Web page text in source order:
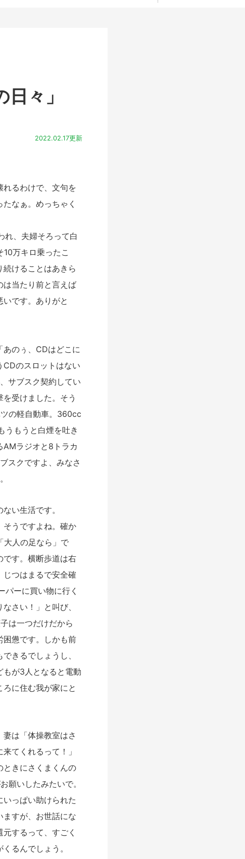
々」
2022.02.17更新
るわけで、文句を
なぁ。めっちゃく
れ、夫婦そろって白
万キロ乗ったこ
けることはあきら
は当たり前と言えば
です。ありがと
のぅ、CDはどこに
CDのスロットはない
サブスク契約してい
受けました。そう
の軽自動車。360cc
うもうと白煙を吐き
AMラジオと8トラカ
スクですよ、みなさ
い生活です。
うですよね。確か
大人の足なら」で
です。横断歩道は右
じつはまるで安全確
ーに買い物に行く
さい！」と叫び、
は一つだけだから
憊です。しかも前
きるでしょうし、
もが3人となると電動
に住む我が家にと
は「体操教室はさ
てくれるって！」
ときにさくまくんの
願いしたみたいで。
っぱい助けられた
すが、お世話にな
するって、すごく
るんでしょう。